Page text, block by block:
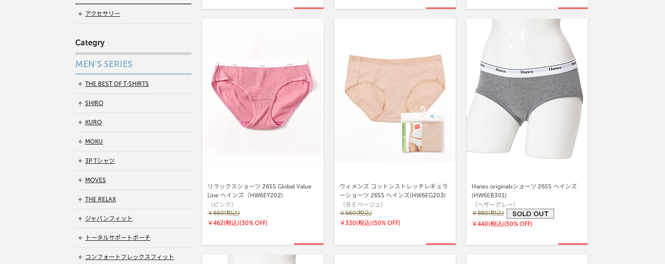
リラックスショーツ 26SS Global Value
Line ヘインズ（HW6EY202)
（ピンク）
￥660(税込)
￥462(税込)[30% OFF]
ウィメンズ コットンストレッチレギュラ
ーショーツ 26SS ヘインズ(HW6EG203)
（ＢＥベージュ）
￥660(税込)
￥330(税込)[50% OFF]
Hanes originalsショーツ 26SS ヘインズ
(HW6EB301)
（ヘザーグレー）
￥880(税込)
￥440(税込)[50% OFF]
アクセサリー
Categry
MEN'S SERIES
THE BEST OF T-SHIRTS
SHIRO
KURO
MOKU
3P Tシャツ
MOVES
THE RELAX
ジャパンフィット
トータルサポートポーチ
コンフォートフレックスフィット